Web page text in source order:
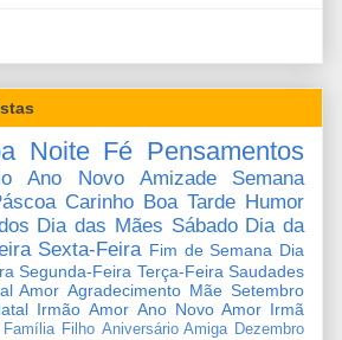
Noite Fé Pensamentos
Ano Novo Amizade
Semana
Carinho Boa Tarde Humor
Dia das Mães Sábado Dia da
Sexta-Feira Fim de Semana Dia
Segunda-Feira Terça-Feira Saudades
Amor Agradecimento Mãe Setembro
Irmão Amor Ano Novo Amor Irmã
Família Filho Aniversário Amiga Dezembro